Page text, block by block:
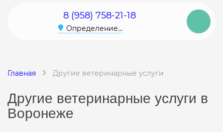
8 (958) 758-21-18
Определение...
Главная Другие ветеринарные услуги
Другие ветеринарные услуги в
Воронеже